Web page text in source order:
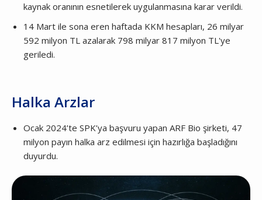
kaynak oranının esnetilerek uygulanmasına karar verildi.
14 Mart ile sona eren haftada KKM hesapları, 26 milyar
592 milyon TL azalarak 798 milyar 817 milyon TL'ye
geriledi.
Halka Arzlar
Ocak 2024’te SPK’ya başvuru yapan ARF Bio şirketi, 47
milyon payın halka arz edilmesi için hazırlığa başladığını
duyurdu.